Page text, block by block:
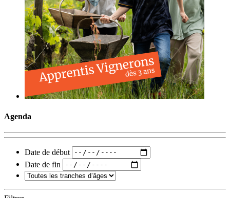
Agenda
Date de début
Date de fin